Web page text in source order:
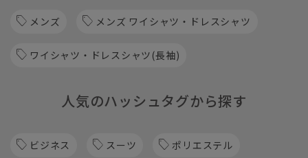
メンズ メンズ ワイシャツ・ドレスシャツ
ワイシャツ・ドレスシャツ(長袖)
人気のハッシュタグから探す
ビジネス スーツ ポリエステル